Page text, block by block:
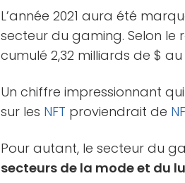
L’année 2021 aura été
secteur du gaming. Selon le
cumulé 2,32 milliards de $ au
Un chiffre impressionnant
sur les NFT proviendrait de
Pour autant, le secteur du
secteurs de la mode et du